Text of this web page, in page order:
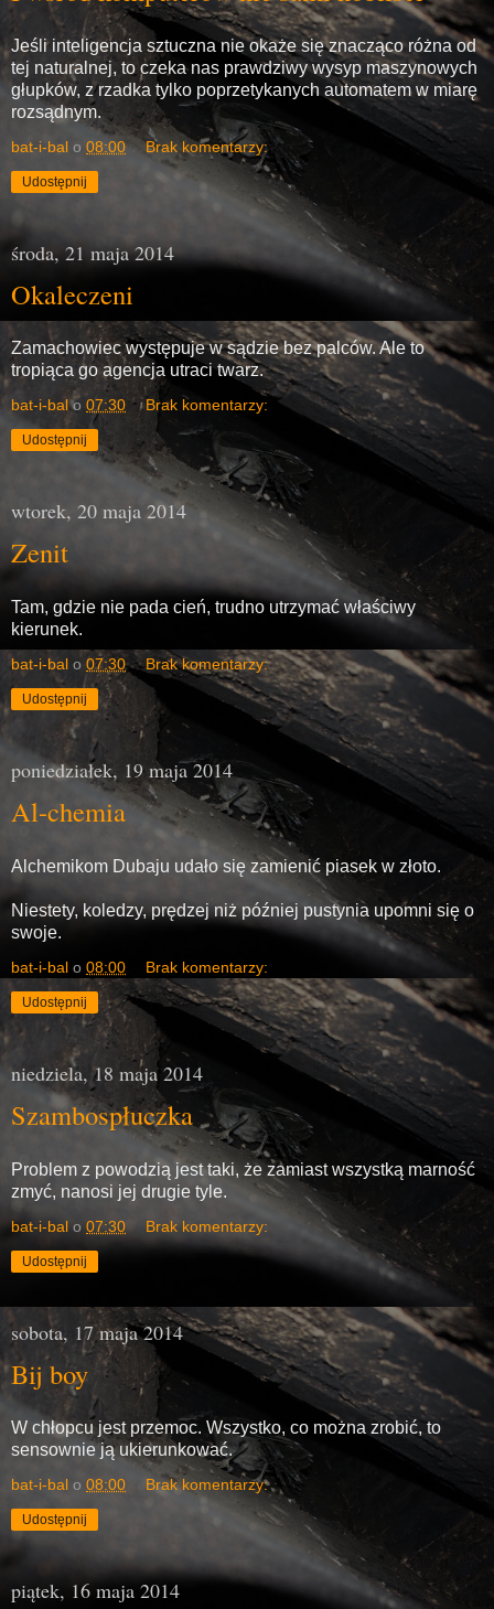
Jeśli inteligencja sztuczna nie okaże się znacząco różna od
tej naturalnej, to czeka nas prawdziwy wysyp maszynowych
głupków, z rzadka tylko poprzetykanych automatem w miarę
rozsądnym.
bat-i-bal o 08:00 Brak komentarzy:
Udostępnij
środa, 21 maja 2014
Okaleczeni
Zamachowiec występuje w sądzie bez palców. Ale to
tropiąca go agencja utraci twarz.
bat-i-bal o 07:30 Brak komentarzy:
Udostępnij
wtorek, 20 maja 2014
Zenit
Tam, gdzie nie pada cień, trudno utrzymać właściwy
kierunek.
bat-i-bal o 07:30 Brak komentarzy:
Udostępnij
poniedziałek, 19 maja 2014
Al-chemia
Alchemikom Dubaju udało się zamienić piasek w złoto.
Niestety, koledzy, prędzej niż później pustynia upomni się o
swoje.
bat-i-bal o 08:00 Brak komentarzy:
Udostępnij
niedziela, 18 maja 2014
Szambospłuczka
Problem z powodzią jest taki, że zamiast wszystką marność
zmyć, nanosi jej drugie tyle.
bat-i-bal o 07:30 Brak komentarzy:
Udostępnij
sobota, 17 maja 2014
Bij boy
W chłopcu jest przemoc. Wszystko, co można zrobić, to
sensownie ją ukierunkować.
bat-i-bal o 08:00 Brak komentarzy:
Udostępnij
piątek, 16 maja 2014